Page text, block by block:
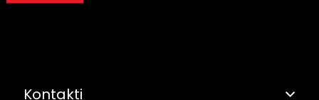
Kontakti